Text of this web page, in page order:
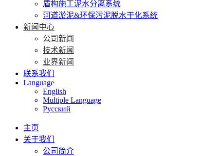
盾构施工泥水分离系统
河道淤泥&环保污泥脱水干化系统
新闻中心
公司新闻
技术新闻
业界新闻
联系我们
Language
English
Multiple Language
Русский
主页
关于我们
公司简介